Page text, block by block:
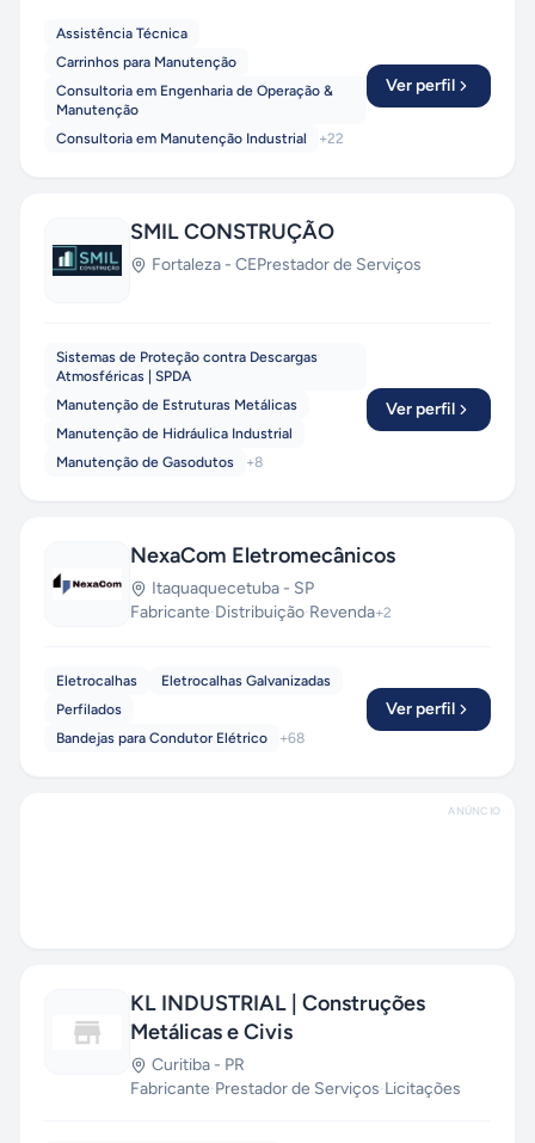
Assistência Técnica
Carrinhos para Manutenção
Consultoria em Engenharia de Operação &
Manutenção
Consultoria em Manutenção Industrial
+22
Ver perfil
SMIL CONSTRUÇÃO
Fortaleza - CEPrestador de Serviços
Sistemas de Proteção contra Descargas
Atmosféricas | SPDA
Manutenção de Estruturas Metálicas
Manutenção de Hidráulica Industrial
Manutenção de Gasodutos
+8
Ver perfil
NexaCom Eletromecânicos
Itaquaquecetuba - SP
Fabricante·Distribuição·Revenda+2
Eletrocalhas
Eletrocalhas Galvanizadas
Perfilados
Bandejas para Condutor Elétrico
+68
Ver perfil
ANÚNCIO
KL INDUSTRIAL | Construções
Metálicas e Civis
Curitiba - PR
Fabricante·Prestador de Serviços·Licitações